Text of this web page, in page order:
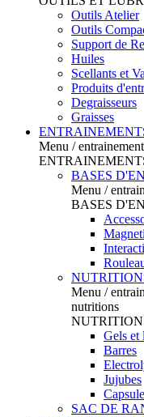
Outils Atelier
Outils
Support de
Huiles
Scellants et
Produits
Degraisseurs
Graisses
Menu /
BASES
Menu /
BASES
Menu /
nutritions
Gels et
Barres
Jujubes
SAC DE